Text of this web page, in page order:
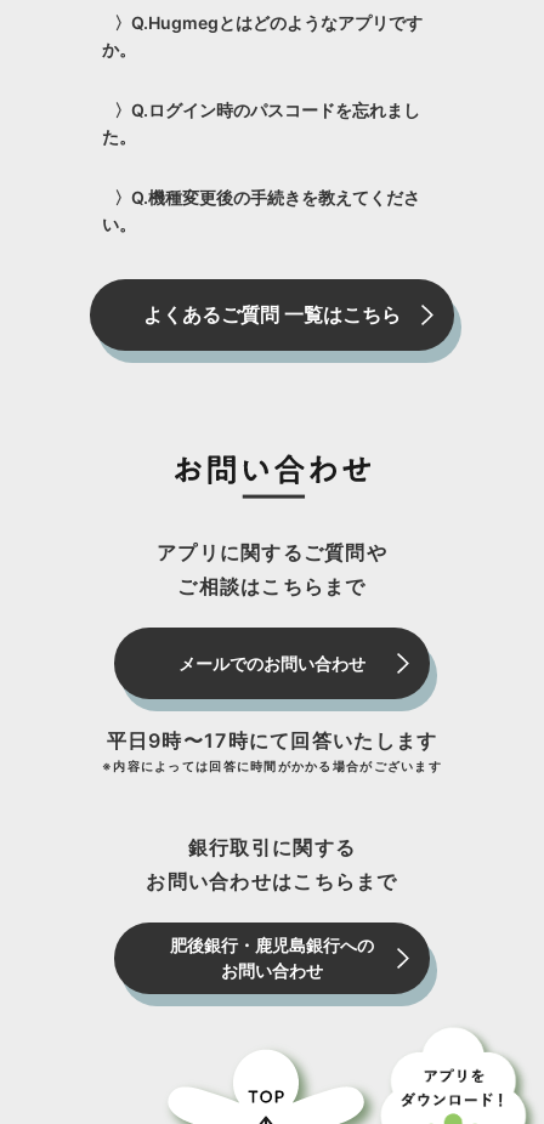
〉Q.Hugmegとはどのようなアプリです
か。
〉Q.ログイン時のパスコードを忘れまし
た。
〉Q.機種変更後の手続きを教えてくださ
い。
よくあるご質問 一覧はこちら
アプリに関するご質問や
ご相談はこちらまで
メールでのお問い合わせ
平日9時〜17時にて回答いたします
※内容によっては回答に時間がかかる場合がございます
銀行取引に関する
お問い合わせはこちらまで
肥後銀行・鹿児島銀行への
お問い合わせ